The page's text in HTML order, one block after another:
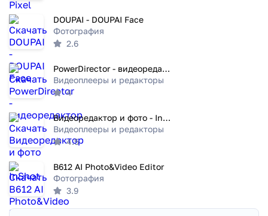
DOUPAI - DOUPAI Face
Фотография
2.6
PowerDirector - видеоредактор
Видеоплееры и редакторы
4
Видеоредактор и фото - InShot
Видеоплееры и редакторы
4.5
B612 AI Photo&Video Editor
Фотография
3.9